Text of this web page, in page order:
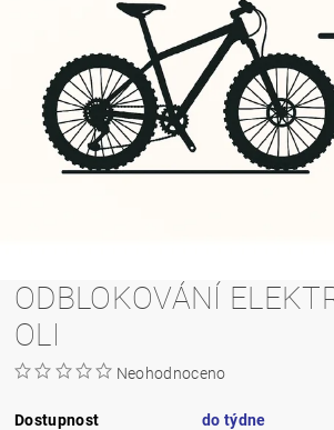
ODBLOKOVÁNÍ
OLI
Neohodnoceno
Dostupnost do týdne